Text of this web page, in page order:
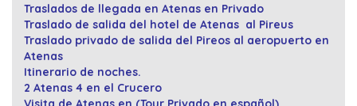
Traslados de llegada en Atenas en Privado
Traslado de salida del hotel de Atenas al Pireus
Traslado privado de salida del Pireos al aeropuerto en
Atenas
Itinerario de noches.
2 Atenas 4 en el Crucero